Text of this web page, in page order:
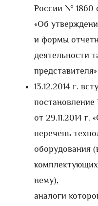
России № 1860
«Об
и формы
деятельности
представителя»
13.12.2014 г.
от 29.11.2014 г.
перечень
оборудования
нему),
аналоги